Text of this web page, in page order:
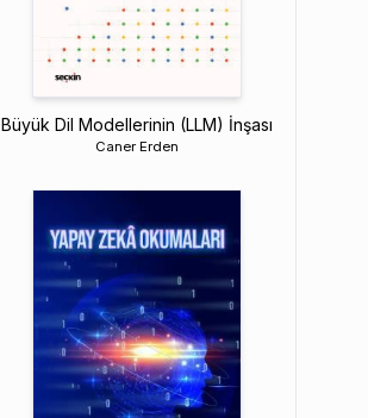
Büyük Dil Modellerinin (LLM) İnşası
Caner Erden